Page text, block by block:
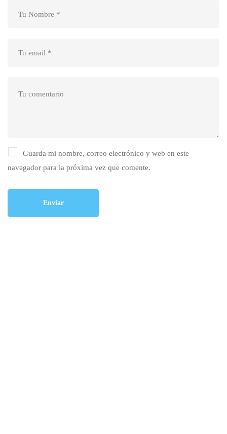
Guarda mi nombre, correo electrónico y web en este
navegador para la próxima vez que comente.